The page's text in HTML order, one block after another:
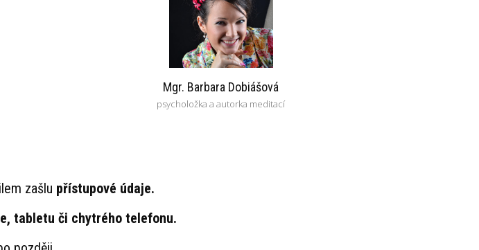
Mgr. Barbara Dobiášová
psycholožka a autorka meditací
zašlu přístupové údaje.
tabletu či chytrého telefonu.